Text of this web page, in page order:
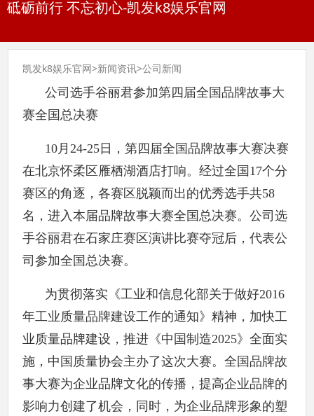
砥砺前行 不忘初心-凯发k8娱乐官网
凯发k8娱乐官网>新闻资讯>公司新闻
公司选手谷丽君参加第四届全国品牌故事大
赛全国总决赛
10月24-25日，第四届全国品牌故事大赛决赛
在北京怀柔区雁栖湖酒店打响。经过全国17个分
赛区的角逐，各赛区脱颖而出的优秀选手共58
名，进入本届品牌故事大赛全国总决赛。公司选
手谷丽君在石家庄赛区演讲比赛夺冠后，代表公
司参加全国总决赛。
为贯彻落实《工业和信息化部关于做好2016
年工业质量品牌建设工作的通知》精神，加快工
业质量品牌建设，推进《中国制造2025》全面实
施，中国质量协会主办了这次大赛。全国品牌故
事大赛为企业品牌文化的传播，提高企业品牌的
影响力创建了机会，同时，为企业品牌形象的塑